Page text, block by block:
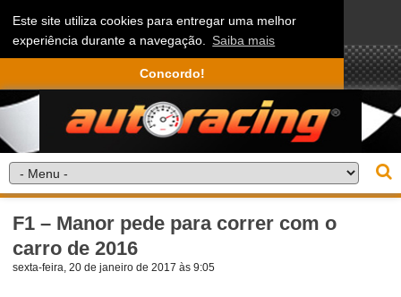
Este site utiliza cookies para entregar uma melhor
experiência durante a navegação. Saiba mais
Concordo!
F1 – Manor pede para correr com o
carro de 2016
sexta-feira, 20 de janeiro de 2017 às 9:05